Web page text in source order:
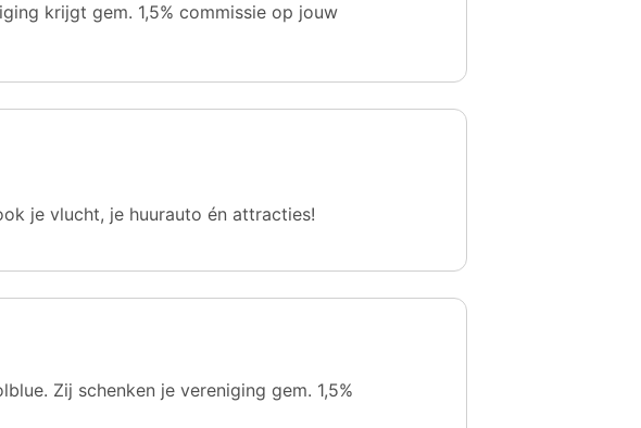
krijgt gem. 1,5% commissie op jouw
je vlucht, je huurauto én attracties!
Zij schenken je vereniging gem. 1,5%